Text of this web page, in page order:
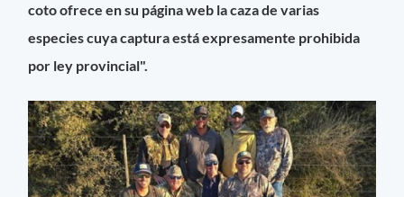
coto ofrece en su página web la caza de varias
especies cuya captura está expresamente prohibida
por ley provincial".